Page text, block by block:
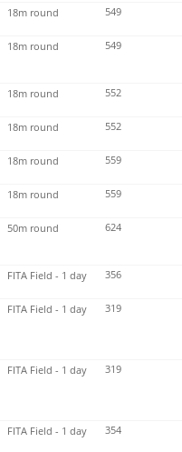
18m round 549
18m round 549
18m round 552
18m round 552
18m round 559
18m round 559
50m round 624
FITA Field - 1 day 356
FITA Field - 1 day 319
FITA Field - 1 day 319
FITA Field - 1 day 354